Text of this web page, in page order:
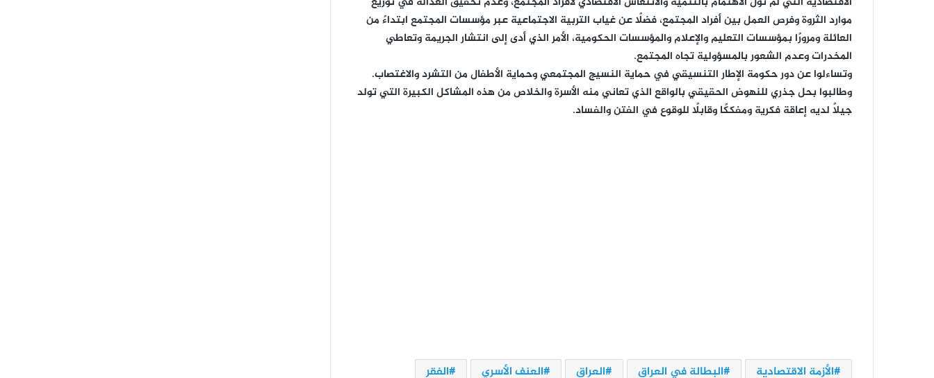
موارد الثروة وفرص العمل بين أفراد المجتمع، فضلًا عن غياب التربية الاجتماعية عبر مؤسسات المجتمع ابتداءً من
العائلة ومرورًا بمؤسسات التعليم والإعلام والمؤسسات الحكومية، الأمر الذي أدى إلى انتشار الجريمة وتعاطي
المخدرات وعدم الشعور بالمسؤولية تجاه المجتمع.
وتساءلوا عن دور حكومة الإطار التنسيقي في حماية النسيج المجتمعي وحماية الأطفال من التشرد والاغتصاب.
وطالبوا بحل جذري للنهوض الحقيقي بالواقع الذي تعاني منه الأسرة والخلاص من هذه المشاكل الكبيرة التي تولد
جيلاً لديه إعاقة فكرية ومفككًا وقابلًا للوقوع في الفتن والفساد.
الأزمة الاقتصادية البطالة في العراق العراق العنف الأسري الفقر